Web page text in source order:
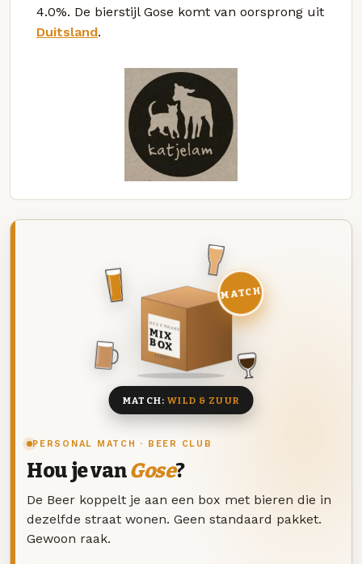
4.0%. De bierstijl Gose komt van oorsprong uit
Duitsland.
PERSONAL MATCH · BEER CLUB
Hou je vanGose?
De Beer koppelt je aan een box met bieren die in
dezelfde straat wonen. Geen standaard pakket.
Gewoon raak.
DEZE MAAND
MIX
BOX
8 BIEREN
MATCH
MATCH:WILD & ZUUR